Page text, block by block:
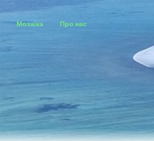
Мозаїка Про нас